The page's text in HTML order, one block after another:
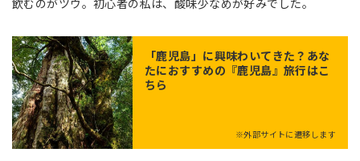
「鹿児島 」に興味わいてきた？あな
たにおすすめの『鹿児島』旅行はこ
ちら
※外部サイトに遷移します